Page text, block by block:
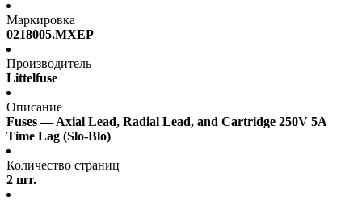
Маркировка
0218005.MXEP
Производитель
Littelfuse
Описание
Fuses — Axial Lead, Radial Lead, and Cartridge 250V 5A
Time Lag (Slo-Blo)
Количество страниц
2 шт.